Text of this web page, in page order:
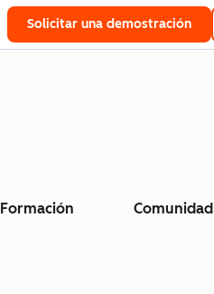
Solicitar una demostración
Formación Comunidad